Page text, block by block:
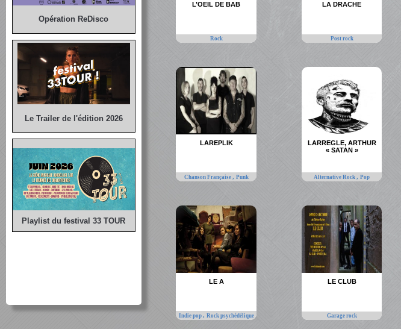
Opération ReDisco
Le Trailer de l'édition 2026
Playlist du festival 33 TOUR
L’OEIL DE BAB
Rock
LA DRACHE
Post rock
LAREPLIK
Chanson Française , Punk
LARREGLE, ARTHUR
« SATAN »
Alternative Rock,Pop
LE A
Indie pop , Rock psychédélique
LE CLUB
Garage rock